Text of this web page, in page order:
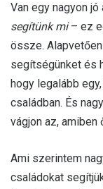
Van egy nagyon jó
segítünk mi– ez
össze.
segítségünket és
hogy legalább
családban. És
vágjon az,
Ami szerintem
családokat